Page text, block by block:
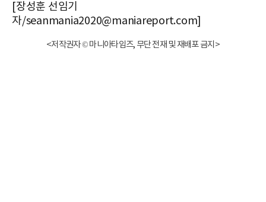
[장성훈 선임기
자/seanmania2020@maniareport.com]
<저작권자 © 마니아타임즈, 무단 전재 및 재배포 금지>